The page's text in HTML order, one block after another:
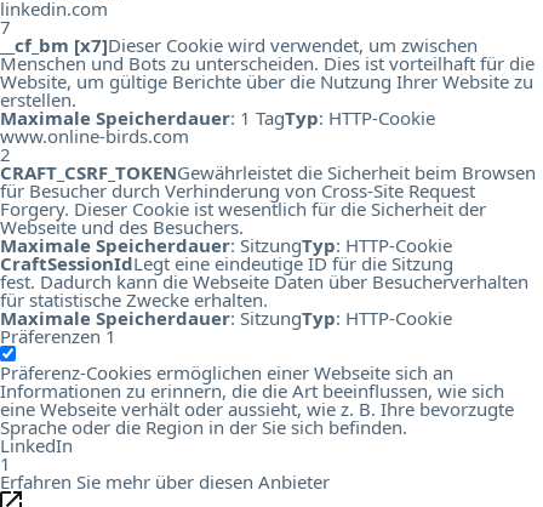
linkedin.com
7
__cf_bm [x7]Dieser Cookie wird verwendet, um zwischen
Menschen und Bots zu unterscheiden. Dies ist vorteilhaft für die
Website, um gültige Berichte über die Nutzung Ihrer Website zu
erstellen.
Maximale Speicherdauer: 1 TagTyp: HTTP-Cookie
www.online-birds.com
2
CRAFT_CSRF_TOKENGewährleistet die Sicherheit beim Browsen
für Besucher durch Verhinderung von Cross-Site Request
Forgery. Dieser Cookie ist wesentlich für die Sicherheit der
Webseite und des Besuchers.
Maximale Speicherdauer: SitzungTyp: HTTP-Cookie
CraftSessionIdLegt eine eindeutige ID für die Sitzung
fest. Dadurch kann die Webseite Daten über Besucherverhalten
für statistische Zwecke erhalten.
Maximale Speicherdauer: SitzungTyp: HTTP-Cookie
Präferenzen 1
Präferenz-Cookies ermöglichen einer Webseite sich an
Informationen zu erinnern, die die Art beeinflussen, wie sich
eine Webseite verhält oder aussieht, wie z. B. Ihre bevorzugte
Sprache oder die Region in der Sie sich befinden.
LinkedIn
1
Erfahren Sie mehr über diesen Anbieter